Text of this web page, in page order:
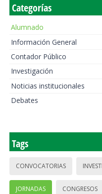
Categorías
Alumnado
Información General
Contador Público
Investigación
Noticias institucionales
Debates
Tags
CONVOCATORIAS
JORNADAS CONGRESOS